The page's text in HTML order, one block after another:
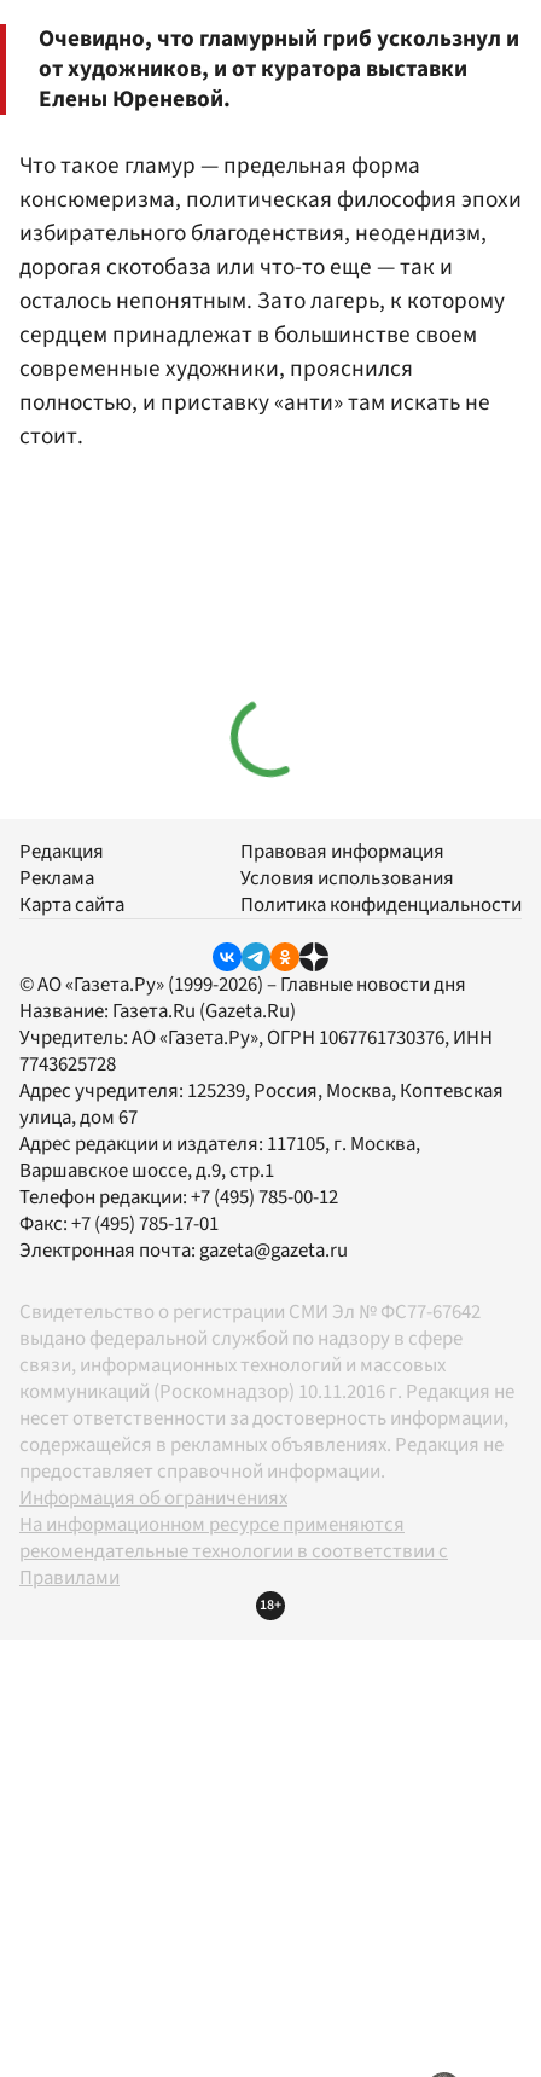
Очевидно, что гламурный гриб ускользнул и
от художников, и от куратора выставки
Елены Юреневой.
Что такое гламур — предельная форма
консюмеризма, политическая философия эпохи
избирательного благоденствия, неодендизм,
дорогая скотобаза или что-то еще — так и
осталось непонятным. Зато лагерь, к которому
сердцем принадлежат в большинстве своем
современные художники, прояснился
полностью, и приставку «анти» там искать не
стоит.
Редакция
Реклама
Карта сайта
Правовая информация
Условия использования
Политика конфиденциальности
© АО «Газета.Ру» (1999-2026) – Главные новости дня
Название: Газета.Ru (Gazeta.Ru)
Учредитель:АО «Газета.Ру», ОГРН 1067761730376, ИНН
7743625728
Адрес учредителя: 125239, Россия, Москва, Коптевская
улица, дом 67
Адрес редакции и издателя: 117105, г. Москва,
Варшавское шоссе, д.9, стр.1
Телефон редакции:+7 (495) 785-00-12
Факс:+7 (495) 785-17-01
Электронная почта:gazeta@gazeta.ru
Свидетельство о регистрации СМИ Эл № ФС77-67642
выдано федеральной службой по надзору в сфере
связи, информационных технологий и массовых
коммуникаций (Роскомнадзор) 10.11.2016 г. Редакция не
несет ответственности за достоверность информации,
содержащейся в рекламных объявлениях. Редакция не
предоставляет справочной информации.
Информация об ограничениях
На информационном ресурсе применяются
рекомендательные технологии в соответствии с
Правилами
18+